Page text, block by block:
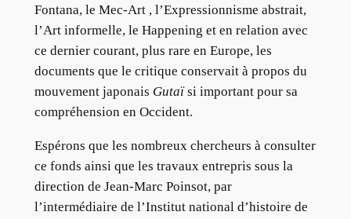
Fontana, le Mec-Art , l’Expressionnisme abstrait,
l’Art informelle, le Happening et en relation avec
ce dernier courant, plus rare en Europe, les
documents que le critique conservait à propos du
mouvement japonais Gutaïsi important pour sa
compréhension en Occident.
Espérons que les nombreux chercheurs à consulter
ce fonds ainsi que les travaux entrepris sous la
direction de Jean-Marc Poinsot, par
l’intermédiaire de l’Institut national d’histoire de